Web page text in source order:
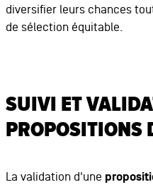
diversifier leurs chances
de sélection équitable.
SUIVI ET
PROPOSITIONS
La validation d'une